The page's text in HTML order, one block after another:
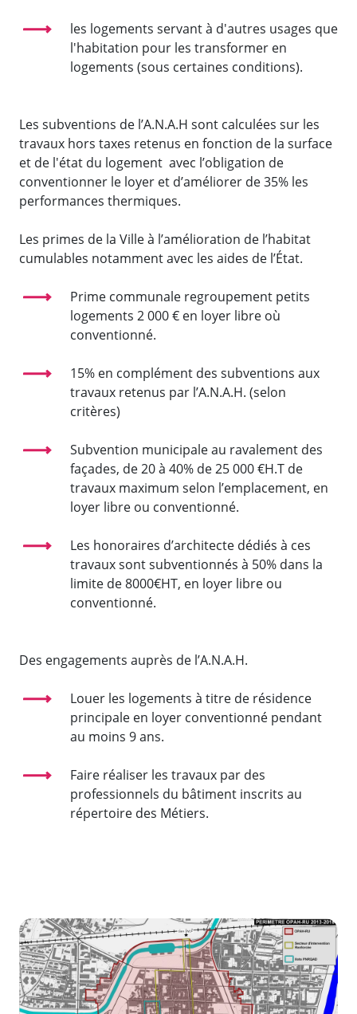
les logements servant à d'autres usages que
l'habitation pour les transformer en
logements (sous certaines conditions).
Les subventions de l’A.N.A.H sont calculées sur les
travaux hors taxes retenus en fonction de la surface
et de l'état du logement avec l’obligation de
conventionner le loyer et d’améliorer de 35% les
performances thermiques.
Les primes de la Ville à l’amélioration de l’habitat
cumulables notamment avec les aides de l’État.
Prime communale regroupement petits
logements 2 000 € en loyer libre où
conventionné.
15% en complément des subventions aux
travaux retenus par l’A.N.A.H. (selon
critères)
Subvention municipale au ravalement des
façades, de 20 à 40% de 25 000 €H.T de
travaux maximum selon l’emplacement, en
loyer libre ou conventionné.
Les honoraires d’architecte dédiés à ces
travaux sont subventionnés à 50% dans la
limite de 8000€HT, en loyer libre ou
conventionné.
Des engagements auprès de l’A.N.A.H.
Louer les logements à titre de résidence
principale en loyer conventionné pendant
au moins 9 ans.
Faire réaliser les travaux par des
professionnels du bâtiment inscrits au
répertoire des Métiers.